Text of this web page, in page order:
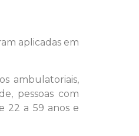
aplicadas em
ambulatoriais,
pessoas com
22 a 59 anos e